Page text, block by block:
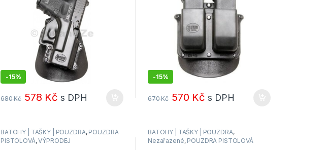
-15%
680Kč 578 Kč s DPH
-15%
670Kč 570 Kč s DPH
BATOHY | TAŠKY | POUZDRA, POUZDRA
PISTOLOVÁ,VÝPRODEJ
BATOHY | TAŠKY | POUZDRA,
Nezařazené, POUZDRA PISTOLOVÁ